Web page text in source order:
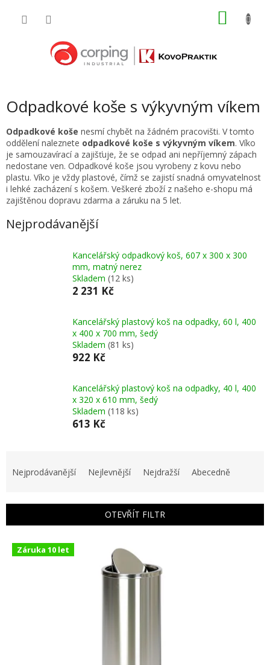
Odpadkové koše s výkyvným víkem
Odpadkové koše nesmí chybět na žádném pracovišti. V tomto
oddělení naleznete odpadkové koše s výkyvným víkem. Víko
je samouzavírací a zajišťuje, že se odpad ani nepříjemný zápach
nedostane ven. Odpadkové koše jsou vyrobeny z kovu nebo
plastu. Víko je vždy plastové, čímž se zajistí snadná omyvatelnost
i lehké zacházení s košem. Veškeré zboží z našeho e-shopu má
zajištěnou dopravu zdarma a záruku na 5 let.
Nejprodávanější
Kancelářský odpadkový koš, 607 x 300 x 300
mm, matný nerez
Skladem (12 ks)
2 231 Kč
Kancelářský plastový koš na odpadky, 60 l, 400
x 400 x 700 mm, šedý
Skladem (81 ks)
922 Kč
Kancelářský plastový koš na odpadky, 40 l, 400
x 320 x 610 mm, šedý
Skladem (118 ks)
613 Kč
í
Nejprodávanější Nejlevnější Nejdražší Abecedně
OTEVŘÍT FILTR
V Záruka 10 let